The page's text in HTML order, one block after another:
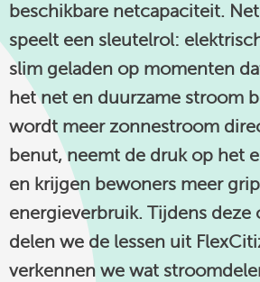
beschikbare netcapaciteit.
speelt een sleutelrol:
slim geladen op momenten
het net en duurzame stroom
wordt meer zonnestroom
benut, neemt de druk op het
en krijgen bewoners meer
energieverbruik. Tijdens deze
delen we de lessen uit
verkennen we wat